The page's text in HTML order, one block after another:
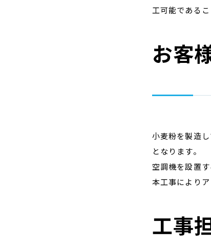
工可能であるこ
お客
小麦粉を製造
となります。
空調機を設置
本工事により
工事